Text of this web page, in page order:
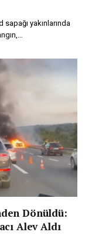
yakınlarında
Dönüldü:
Alev Aldı